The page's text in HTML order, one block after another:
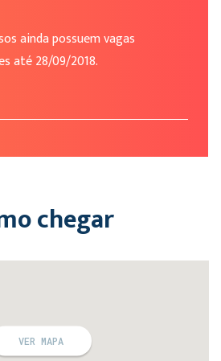
ainda possuem vagas
até 28/09/2018.
chegar
VER MAPA